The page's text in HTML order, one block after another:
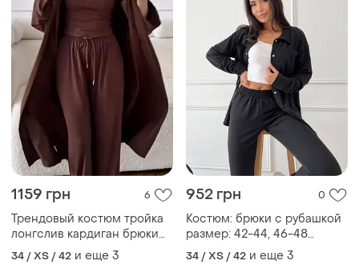
1159 грн 6
Трендовый костюм тройка
лонгслив кардиган брюки
цвет: черный, меланж,
мокко, молоко, розовый
34 / XS / 42 и еще 3
952 грн 0
Костюм: брюки с рубашкой
размер: 42-44, 46-48
тканина: двонитка цвета:
серый меланж, черный
34 / XS / 42 и еще 3